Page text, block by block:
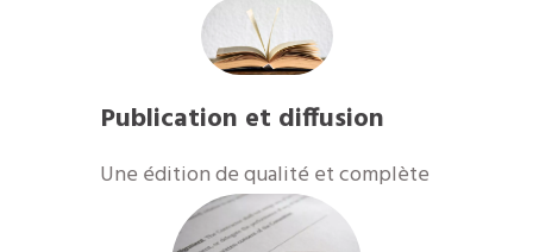
Publication et diffusion
​Une édition de qualité et complète